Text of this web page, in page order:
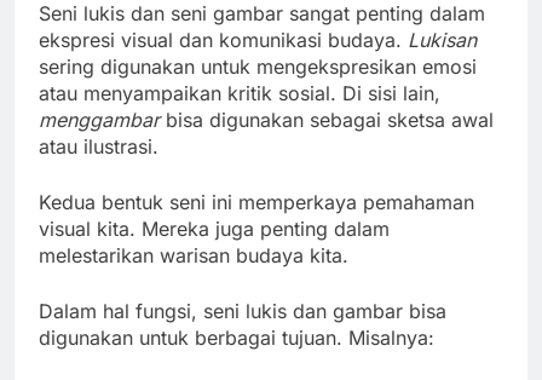
Seni lukis dan seni gambar sangat penting dalam
ekspresi visual dan komunikasi budaya. Lukisan
sering digunakan untuk mengekspresikan emosi
atau menyampaikan kritik sosial. Di sisi lain,
menggambarbisa digunakan sebagai sketsa awal
atau ilustrasi.
Kedua bentuk seni ini memperkaya pemahaman
visual kita. Mereka juga penting dalam
melestarikan warisan budaya kita.
Dalam hal fungsi, seni lukis dan gambar bisa
digunakan untuk berbagai tujuan. Misalnya: